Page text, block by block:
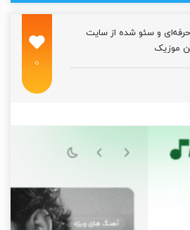
و سئو شده از سایت
موزیک
۰